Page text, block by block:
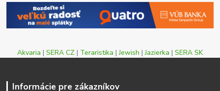
Akvaria | SERA CZ | Teraristika |Jewish |Jazierka | SERA SK
Informácie pre zákazníkov